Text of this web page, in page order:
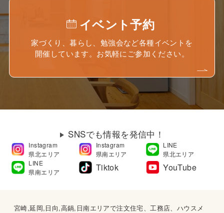
イベント予約
家づくり、暮らし、勉強会など各種イベントを
開催しています。お気軽にご参加ください。
SNSでも情報を発信中！
Instagram
県北エリア
Instagram
県南エリア
LINE
県北エリア
LINE
県南エリア
Tiktok YouTube
宮崎,延岡,日向,高鍋,日南エリアで注文住宅、工務店、ハウスメ